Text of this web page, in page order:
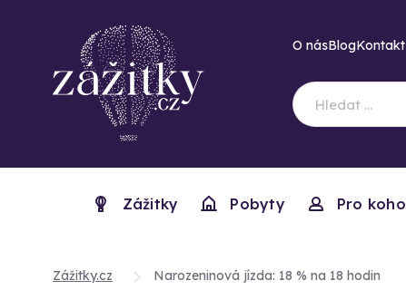
O násBlogKontakt
Zážitky Pobyty Pro koho
Zážitky.cz Narozeninová jízda: 18 % na 18 hodin